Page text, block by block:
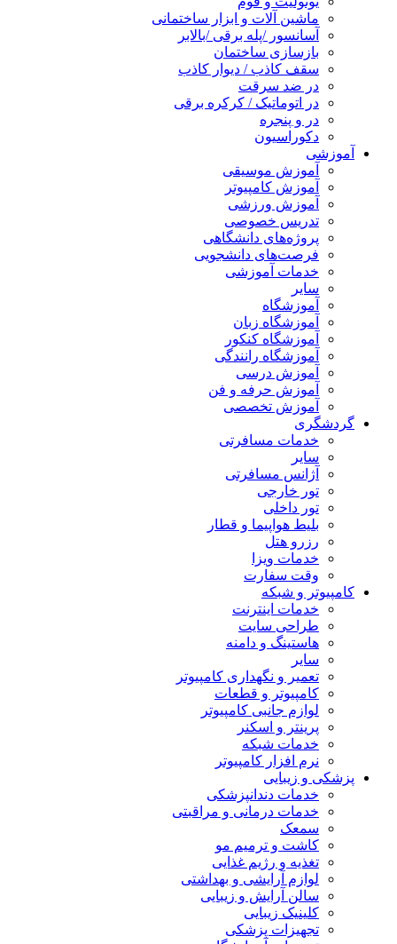
ماشین آلات و ابزار ساختمانی
آسانسور /پله برقی /بالابر
بازسازی ساختمان
سقف کاذب / دیوار کاذب
در ضد سرقت
در اتوماتیک / کرکره برقی
در و پنجره
دکوراسیون
آموزشی
آموزش موسیقی
آموزش کامپیوتر
آموزش ورزشی
تدریس خصوصی
پروژه‌های دانشگاهی
فرصت‌های دانشجویی
خدمات آموزشی
سایر
آموزشگاه
آموزشگاه زبان
آموزشگاه کنکور
آموزشگاه رانندگی
آموزش درسی
آموزش حرفه و فن
آموزش تخصصی
گردشگری
خدمات مسافرتی
سایر
آژانس مسافرتی
تور خارجی
تور داخلی
بلیط هواپیما و قطار
رزرو هتل
خدمات ویزا
وقت سفارت
کامپیوتر و شبکه
خدمات اینترنت
طراحی سایت
هاستینگ و دامنه
سایر
تعمیر و نگهداری کامپیوتر
کامپیوتر و قطعات
لوازم جانبی کامپیوتر
پرینتر و اسکنر
خدمات شبکه
نرم افزار کامپیوتر
پزشکی و زیبایی
خدمات دندانپزشکی
خدمات درمانی و مراقبتی
سمعک
کاشت و ترمیم مو
تغذیه و رژیم غذایی
لوازم آرایشی و بهداشتی
سالن آرایش و زیبایی
کلینیک زیبایی
تجهیزات پزشکی